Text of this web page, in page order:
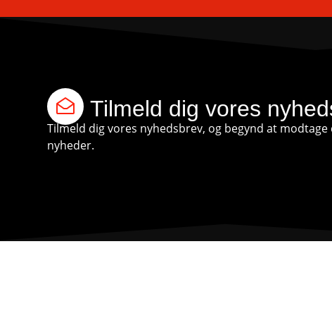
Tilmeld dig vores
Tilmeld dig vores nyhedsbrev, og begynd at
nyheder.